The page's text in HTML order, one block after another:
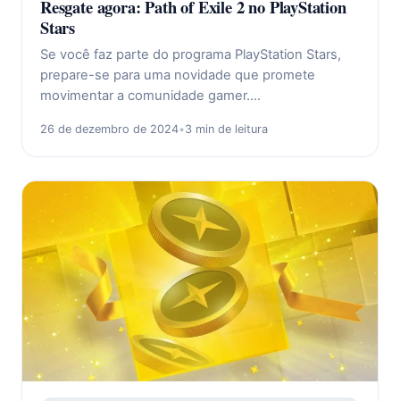
Resgate agora: Path of Exile 2 no PlayStation
Stars
Se você faz parte do programa PlayStation Stars,
prepare-se para uma novidade que promete
movimentar a comunidade gamer.…
26 de dezembro de 2024•3 min de leitura